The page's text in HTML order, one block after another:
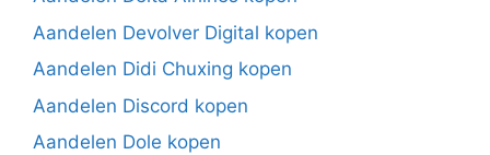
Aandelen Devolver Digital kopen
Aandelen Didi Chuxing kopen
Aandelen Discord kopen
Aandelen Dole kopen